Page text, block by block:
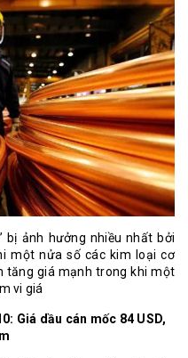
bị ảnh hưởng nhiều nhất bởi
một nửa số các kim loại cơ
tăng giá mạnh trong khi một
vi giá
Giá dầu cán mốc 84 USD,